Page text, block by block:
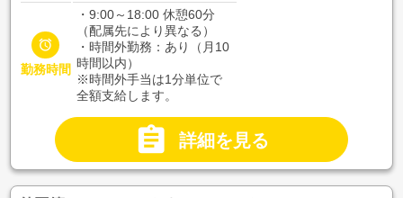

勤務時間
・9:00～18:00 休憩60分
（配属先により異なる）
・時間外勤務：あり（月10
時間以内）
※時間外手当は1分単位で
全額支給します。
 詳細を見る